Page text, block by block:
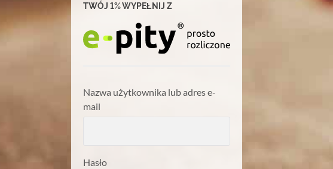
TWÓJ 1% WYPEŁNIJ Z
Nazwa użytkownika lub adres e-
mail
Hasło